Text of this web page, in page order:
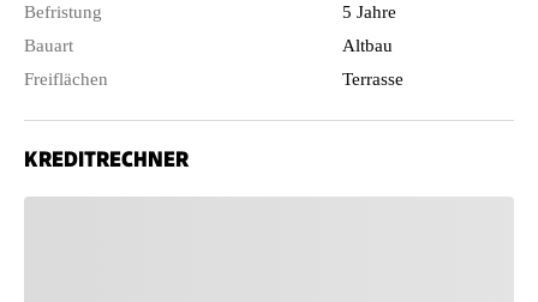
Befristung
5 Jahre
Bauart
Altbau
Freiflächen
Terrasse
KREDITRECHNER